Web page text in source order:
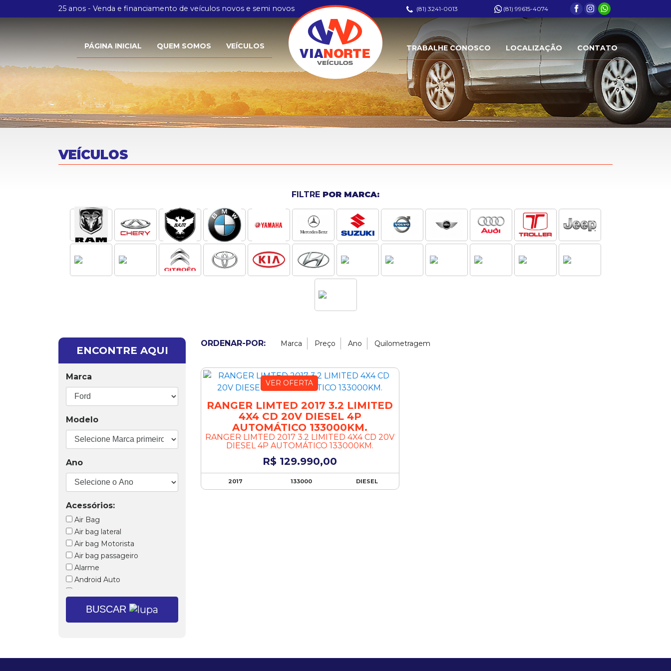
25 anos - Venda e financiamento de veículos novos e semi novos (81) 3241-0013 (81) 99615-4074
PÁGINA INICIAL QUEM SOMOS VEÍCULOS TRABALHE CONOSCO LOCALIZAÇÃO CONTATO
VEÍCULOS
FILTRE POR MARCA:
ENCONTRE AQUI
Marca
Modelo
Ano
Acessórios:
Air Bag
Air bag lateral
Air bag Motorista
Air bag passageiro
Alarme
Android Auto
Ar condicionado digital
Ar quente
ajuste de altura
BUSCAR
ORDENAR-POR: Marca Preço Ano Quilometragem
VER OFERTA
RANGER LIMTED 2017 3.2 LIMITED
4X4 CD 20V DIESEL 4P
AUTOMÁTICO 133000KM.
RANGER LIMTED 2017 3.2 LIMITED 4X4 CD 20V
DIESEL 4P AUTOMÁTICO 133000KM.
R$ 129.990,00
2017 133000 DIESEL